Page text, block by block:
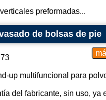
en polvo, líquidos, granulados
pueden incluir básculas, bombas
Máquinas envasadoras con
productos y necesidades de
incluir diferentes sistemas de
a envasar.
Máquinas llenadoras de bolsas
preformadas...
de bolsas de pie
up multifuncional para
del fabricante, sin uso, ya